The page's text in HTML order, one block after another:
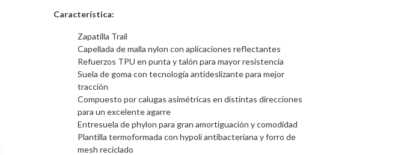
Característica:
Zapatilla Trail
Capellada de malla nylon con aplicaciones reflectantes
Refuerzos TPU en punta y talón para mayor resistencia
Suela de goma con tecnología antideslizante para mejor
tracción
Compuesto por calugas asimétricas en distintas direcciones
para un excelente agarre
Entresuela de phylon para gran amortiguación y comodidad
Plantilla termoformada con hypoli antibacteriana y forro de
mesh reciclado